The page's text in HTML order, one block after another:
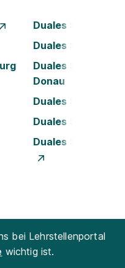
Duales Studium
Duales Studium
Duales Studium
Donau
Duales Studium
Duales Studium
Duales Studium
bei Lehrstellenportal
wichtig ist.